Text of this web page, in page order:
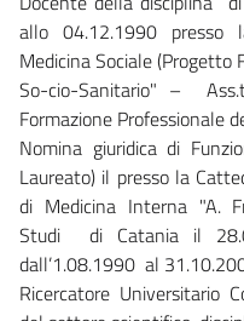
allo 04.12.1990 presso
Medicina Sociale (Progetto
So-cio-Sanitario" –
Formazione Professionale
Nomina giuridica di
Laureato) il presso la
di Medicina Interna "A.
Studi di Catania il
dall’1.08.1990 al
Ricercatore Universitario